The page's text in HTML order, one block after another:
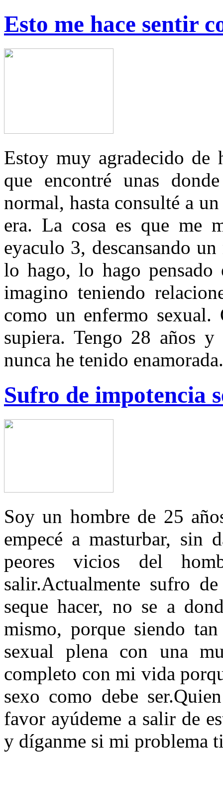
Esto me hace sentir
Estoy muy agradecido de
que encontré unas
normal, hasta consulté a
era. La cosa es que me
eyaculo 3, descansando
lo hago, lo hago
imagino teniendo
como un enfermo sexual.
supiera. Tengo 28 años
nunca he tenido enamorada.
Sufro de impotencia
Soy un hombre de 25
empecé a masturbar, sin
peores vicios del
salir.Actualmente sufro
seque hacer, no se a
mismo, porque siendo
sexual plena con una
completo con mi vida
sexo como debe
favor ayúdeme a salir de
y díganme si mi problema